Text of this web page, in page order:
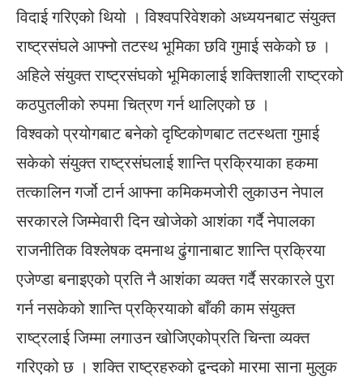
विदाई गरिएको थियो । विश्वपरिवेशको अध्ययनबाट संयुक्त
राष्ट्रसंघले आफ्नो तटस्थ भूमिका छवि गुमाई सकेको छ ।
अहिले संयुक्त राष्ट्रसंघको भूमिकालाई शक्तिशाली राष्ट्रको
कठपुतलीको रुपमा चित्रण गर्न थालिएको छ ।
विश्वको प्रयोगबाट बनेको दृष्टिकोणबाट तटस्थता गुमाई
सकेको संयुक्त राष्ट्रसंघलाई शान्ति प्रक्रियाका हकमा
तत्कालिन गर्जो टार्न आफ्ना कमिकमजोरी लुकाउन नेपाल
सरकारले जिम्मेवारी दिन खोजेको आशंका गर्दै नेपालका
राजनीतिक विश्लेषक दमनाथ ढुंगानाबाट शान्ति प्रक्रिया
एजेण्डा बनाइएको प्रति नै आशंका व्यक्त गर्दै सरकारले पुरा
गर्न नसकेको शान्ति प्रक्रियाको बाँकी काम संयुक्त
राष्ट्रलाई जिम्मा लगाउन खोजिएकोप्रति चिन्ता व्यक्त
गरिएको छ । शक्ति राष्ट्रहरुको द्वन्दको मारमा साना मुलुक